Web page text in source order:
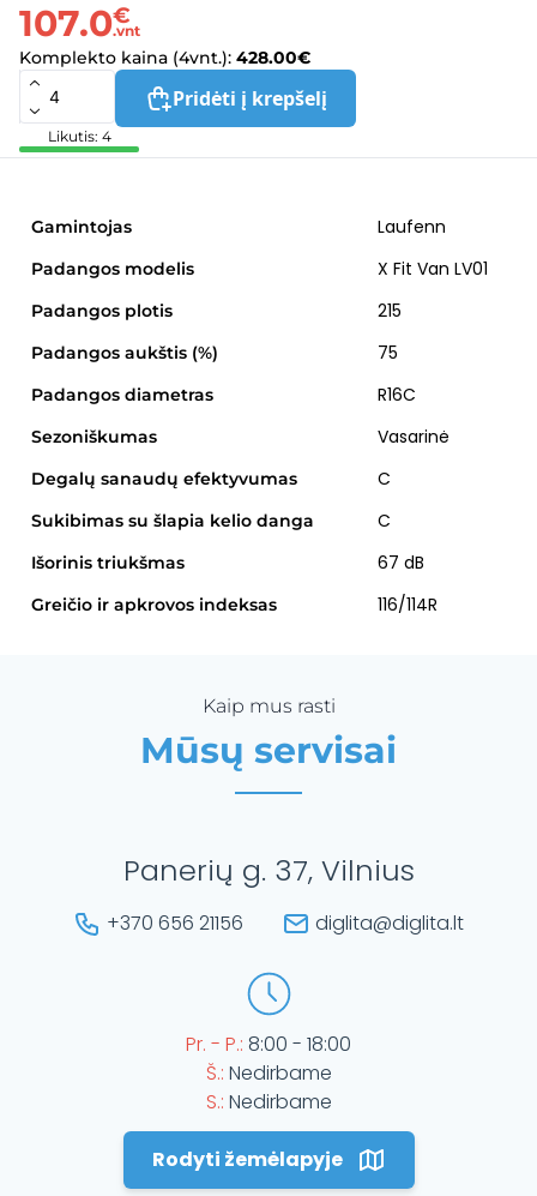
107.0€
.vnt
Komplekto kaina (4vnt.): 428.00€
Pridėti į krepšelį
Likutis: 4
Gamintojas Laufenn
Padangos modelis X Fit Van LV01
Padangos plotis 215
Padangos aukštis (%) 75
Padangos diametras R16C
Sezoniškumas Vasarinė
Degalų sanaudų efektyvumas C
Sukibimas su šlapia kelio danga C
Išorinis triukšmas 67 dB
Greičio ir apkrovos indeksas 116/114R
Kaip mus rasti
Mūsų servisai
Panerių g. 37, Vilnius
+370 656 21156 diglita@diglita.lt
Pr. - P.: 8:00 - 18:00
Š.: Nedirbame
S.: Nedirbame
Rodyti žemėlapyje